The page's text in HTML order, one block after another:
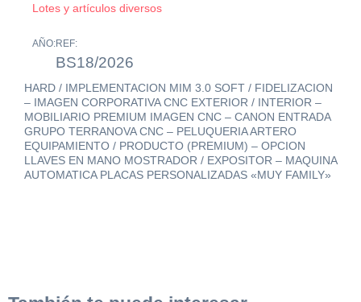
Lotes y artículos diversos
AÑO:REF:
BS18/2026
HARD / IMPLEMENTACION MIM 3.0 SOFT / FIDELIZACION
– IMAGEN CORPORATIVA CNC EXTERIOR / INTERIOR –
MOBILIARIO PREMIUM IMAGEN CNC – CANON ENTRADA
GRUPO TERRANOVA CNC – PELUQUERIA ARTERO
EQUIPAMIENTO / PRODUCTO (PREMIUM) – OPCION
LLAVES EN MANO MOSTRADOR / EXPOSITOR – MAQUINA
AUTOMATICA PLACAS PERSONALIZADAS «MUY FAMILY»